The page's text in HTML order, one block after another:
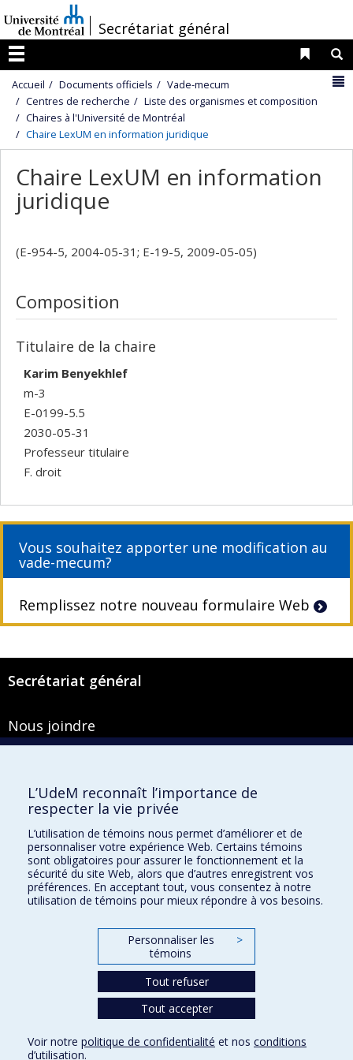
au
contenu
/
Secrétariat général
Menu
Liens
Accueil Documents officiels
Vade-mecum
Centres de recherche
Liste des organismes et composition
Chaires à l'Université de Montréal
Chaire LexUM en information juridique
Chaire LexUM en information
juridique
(E-954-5, 2004-05-31; E-19-5, 2009-05-05)
Composition
Titulaire de la chaire
Karim Benyekhlef
m-3
E-0199-5.5
2030-05-31
Professeur titulaire
F. droit
Vous souhaitez apporter une modification au
vade-mecum?
Remplissez notre nouveau formulaire Web
Secrétariat général
Nous joindre
Montréal (Québec) H3T 1J4
Courriel : secretariat-general@umontreal.ca
Admission
Plan du site
Accessibilité
Accès au portail sécurisé du Secrétariat général
Recherche dans le vade-mecum
Conditions d’utilisation
L’UdeM reconnaît l’importance de
respecter la vie privée
L’utilisation de témoins nous permet d’améliorer et de
personnaliser votre expérience Web. Certains témoins
sont obligatoires pour assurer le fonctionnement et la
sécurité du site Web, alors que d’autres enregistrent vos
préférences. En acceptant tout, vous consentez à notre
utilisation de témoins pour mieux répondre à vos besoins.
Personnaliser les
témoins
>
Tout refuser
Tout accepter
Voir notre politique de confidentialité et nos conditions
d’utilisation.